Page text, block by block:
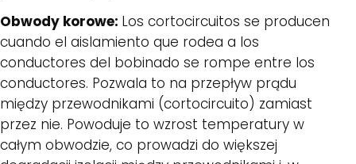
Obwody korowe: Los cortocircuitos se producen
cuando el aislamiento que rodea a los
conductores del bobinado se rompe entre los
conductores. Pozwala to na przepływ prądu
między przewodnikami (cortocircuito) zamiast
przez nie. Powoduje to wzrost temperatury w
całym obwodzie, co prowadzi do większej